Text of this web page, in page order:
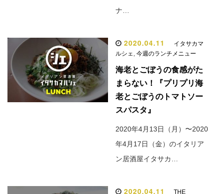
ナ…
2020.04.11
イタサカマ
ルシェ, 今週のランチメニュー
海老とごぼうの食感がた
まらない！『プリプリ海
老とごぼうのトマトソー
スパスタ』
2020年4月13日（月）〜2020
年4月17日（金）のイタリア
ン居酒屋イタサカ…
2020.04.11
THE